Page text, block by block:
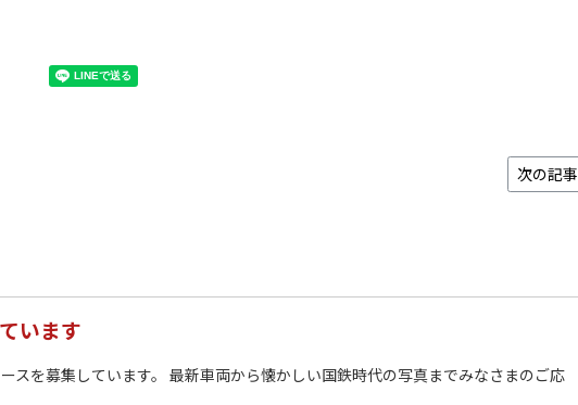
次の記事
います
スを募集しています。 最新車両から懐かしい国鉄時代の写真までみなさまのご応